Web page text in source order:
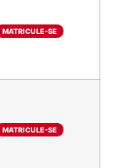
MATRICULE-SE
MATRICULE-SE